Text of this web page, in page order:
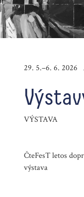
29. 5.–6. 6.
VÝSTAVA
ČteFesT letos
výstava